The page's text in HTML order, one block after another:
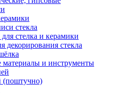
стекла
стелка и керамики
декорирования стекла
материалы и инструменты
(поштучно)